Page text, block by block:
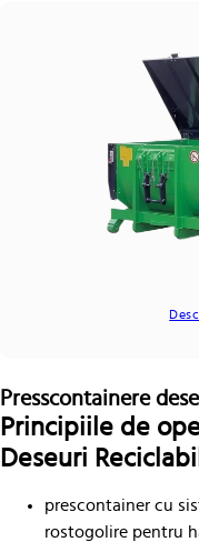
Presscontainere
Principiile de
Deseuri
prescontainer cu
rostogolire pentru